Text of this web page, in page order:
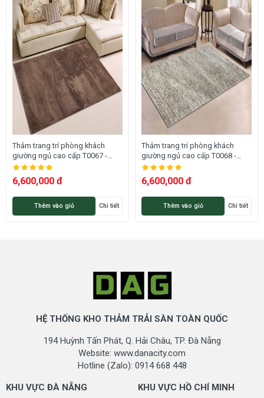
HÌNH ẢNH THẢM TRANG TRÍ TIARA T0070
Thảm trang trí phòng khách
giường ngủ cao cấp T0067 -
TIARA
6,600,000 đ
Thêm vào giỏ Chi tiết
Thảm trang trí phòng khách
giường ngủ cao cấp T0068 -
TIARA
6,600,000 đ
Thêm vào giỏ Chi tiết
HỆ THỐNG KHO THẢM TRẢI SÀN TOÀN QUỐC
194 Huỳnh Tấn Phát, Q. Hải Châu, TP. Đà Nẵng
Website: www.danacity.com
Hotline (Zalo): 0914 668 448
KHU VỰC ĐÀ NẴNG KHU VỰC HỒ CHÍ MINH